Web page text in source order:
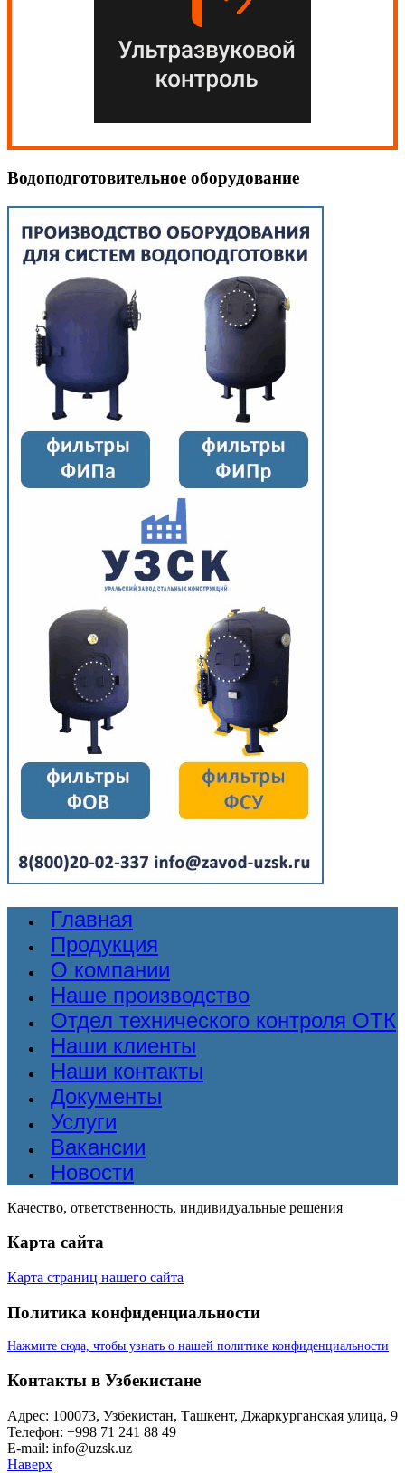
Водоподготовительное оборудование
Главная
Продукция
О компании
Наше производство
Отдел технического контроля ОТК
Наши клиенты
Наши контакты
Документы
Услуги
Вакансии
Новости
Качество, ответственность, индивидуальные решения
Карта сайта
Карта страниц нашего сайта
Политика конфиденциальности
Нажмите сюда, чтобы узнать о нашей политике конфиденциальности
Контакты в Узбекистане
Адрес: 100073, Узбекистан, Ташкент, Джаркурганская улица, 9
Телефон: +998 71 241 88 49
E-mail: info@uzsk.uz
Наверх